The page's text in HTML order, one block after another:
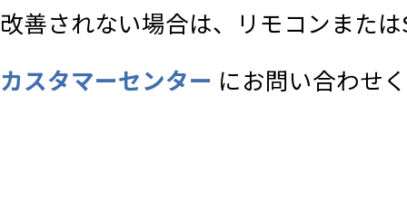
改善されない場合は、リモコンまた
カスタマーセンター にお問い合わせ